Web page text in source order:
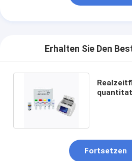
Erhalten Sie Den
Fortsetzen